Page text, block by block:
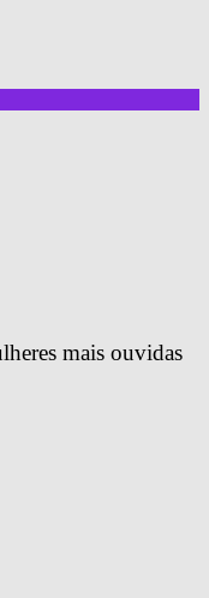
mais ouvidas